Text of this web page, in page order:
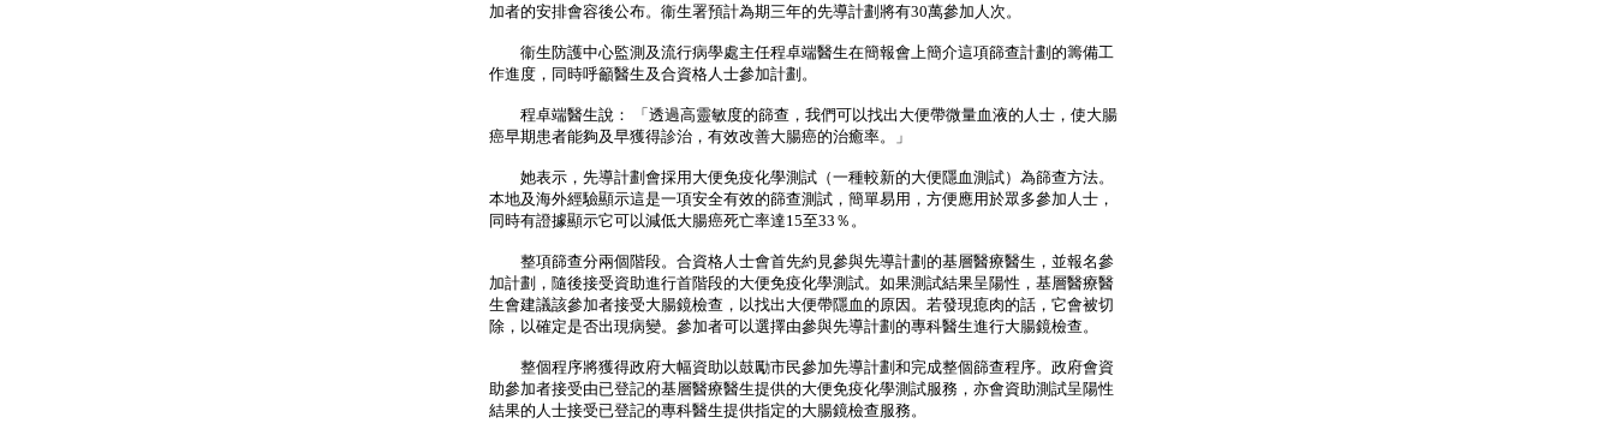
加者的安排會容後公布。衞生署預計為期三年的先導計劃將有30萬參加人次。
衞生防護中心監測及流行病學處主任程卓端醫生在簡報會上簡介這項篩查計劃的籌備工
作進度，同時呼籲醫生及合資格人士參加計劃。
程卓端醫生說： 「透過高靈敏度的篩查，我們可以找出大便帶微量血液的人士，使大腸
癌早期患者能夠及早獲得診治，有效改善大腸癌的治癒率。」
她表示，先導計劃會採用大便免疫化學測試（一種較新的大便隱血測試）為篩查方法。
本地及海外經驗顯示這是一項安全有效的篩查測試，簡單易用，方便應用於眾多參加人士，
同時有證據顯示它可以減低大腸癌死亡率達15至33％。
整項篩查分兩個階段。合資格人士會首先約見參與先導計劃的基層醫療醫生，並報名參
加計劃，隨後接受資助進行首階段的大便免疫化學測試。如果測試結果呈陽性，基層醫療醫
生會建議該參加者接受大腸鏡檢查，以找出大便帶隱血的原因。若發現瘜肉的話，它會被切
除，以確定是否出現病變。參加者可以選擇由參與先導計劃的專科醫生進行大腸鏡檢查。
整個程序將獲得政府大幅資助以鼓勵市民參加先導計劃和完成整個篩查程序。政府會資
助參加者接受由已登記的基層醫療醫生提供的大便免疫化學測試服務，亦會資助測試呈陽性
結果的人士接受已登記的專科醫生提供指定的大腸鏡檢查服務。